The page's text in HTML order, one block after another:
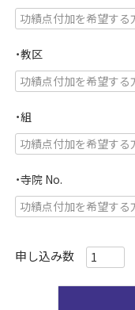
・教区
・組
・寺院 No.